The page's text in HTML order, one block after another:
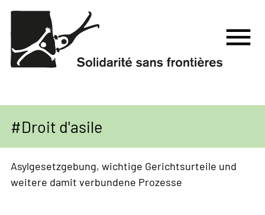
Aller
contenu
principal
menu
Droit d'asile
Asylgesetzgebung, wichtige Gerichtsurteile und
weitere damit verbundene Prozesse